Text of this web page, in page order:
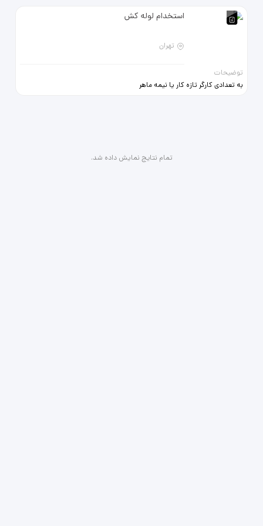
استخدام لوله کش
تهران
توضیحات
به تعدادی کارگر تازه کار یا نیمه ماهر
تمام نتایج نمایش داده شد.